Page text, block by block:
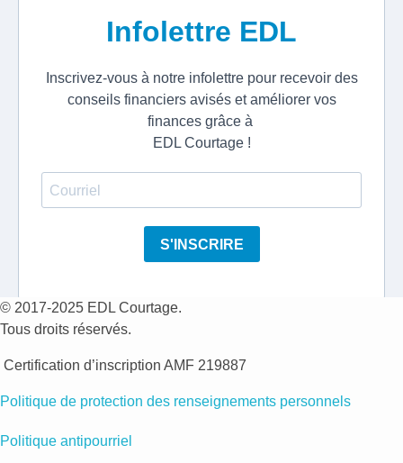
© 2017-2025 EDL Courtage.
Tous droits réservés.
Certification d’inscription AMF 219887
Politique de protection des renseignements personnels
Politique antipourriel